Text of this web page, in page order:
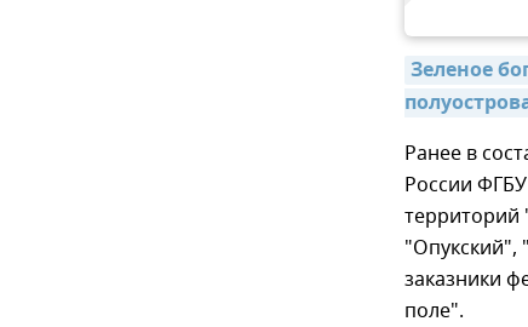
Зеленое
Ранее в
России
территорий
"Опукский",
заказники
поле".